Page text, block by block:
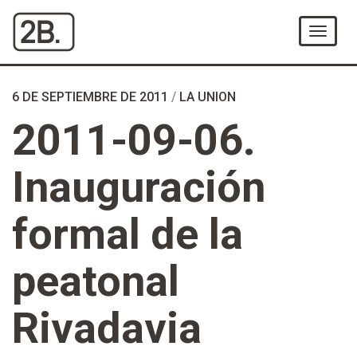
Contenido
Menú
6 DE SEPTIEMBRE DE 2011 / LA UNION
2011-09-06.
Inauguración
formal de la
peatonal
Rivadavia